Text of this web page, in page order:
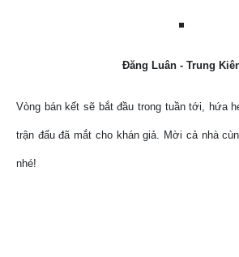
Đăng Luân - Trung
Vòng bán kết sẽ bắt đầu trong tuần tới, hứa
trận đấu đã mắt cho khán giả. Mời cả nhà
nhé!